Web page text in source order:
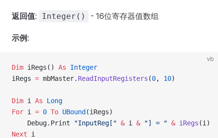
返回值: Integer() - 16位寄存器值数组
示例 :
vb
Dim iRegs() As Integer
iRegs = mbMaster. ReadInputRegisters (0, 10)
Dim i As Long
For i = 0 To UBound (iRegs)
    Debug.Print
"InputReg[" & i & "] = " & iRegs (i)
Next i